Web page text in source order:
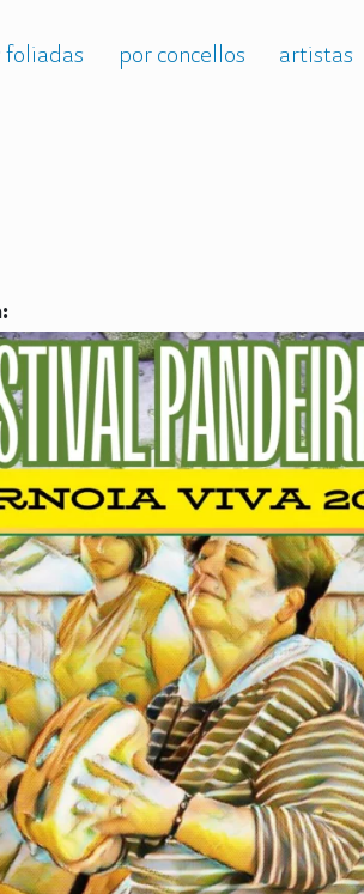
foliadas por concellos artistas